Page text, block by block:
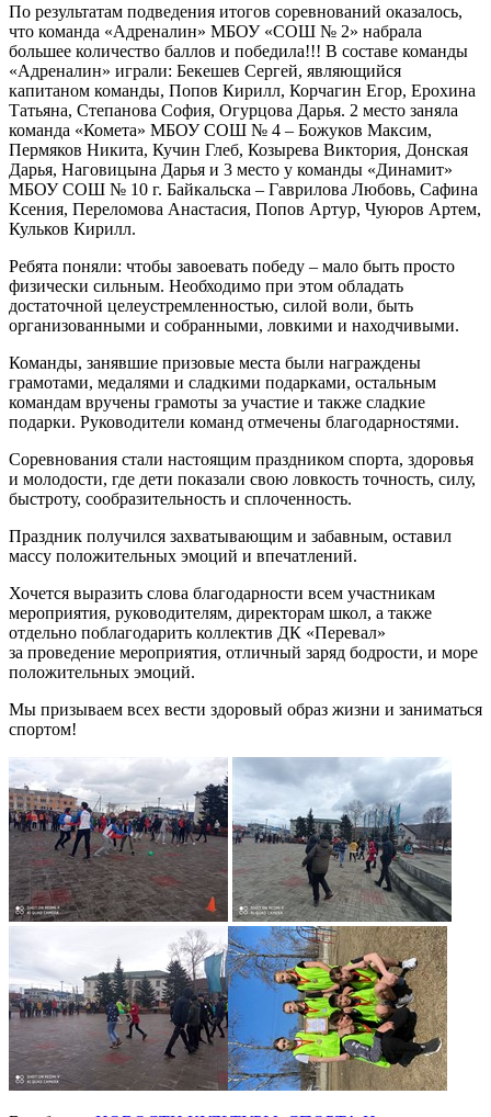
По результатам подведения итогов соревнований оказалось,
что команда «Адреналин» МБОУ «СОШ № 2» набрала
большее количество баллов и победила!!! В составе команды
«Адреналин» играли: Бекешев Сергей, являющийся
капитаном команды, Попов Кирилл, Корчагин Егор, Ерохина
Татьяна, Степанова София, Огурцова Дарья. 2 место заняла
команда «Комета» МБОУ СОШ № 4 – Божуков Максим,
Пермяков Никита, Кучин Глеб, Козырева Виктория, Донская
Дарья, Наговицына Дарья и 3 место у команды «Динамит»
МБОУ СОШ № 10 г. Байкальска – Гаврилова Любовь, Сафина
Ксения, Переломова Анастасия, Попов Артур, Чуюров Артем,
Кульков Кирилл.
Ребята поняли: чтобы завоевать победу – мало быть просто
физически сильным. Необходимо при этом обладать
достаточной целеустремленностью, силой воли, быть
организованными и собранными, ловкими и находчивыми.
Команды, занявшие призовые места были награждены
грамотами, медалями и сладкими подарками, остальным
командам вручены грамоты за участие и также сладкие
подарки. Руководители команд отмечены благодарностями.
Соревнования стали настоящим праздником спорта, здоровья
и молодости, где дети показали свою ловкость точность, силу,
быстроту, сообразительность и сплоченность.
Праздник получился захватывающим и забавным, оставил
массу положительных эмоций и впечатлений.
Хочется выразить слова благодарности всем участникам
мероприятия, руководителям, директорам школ, а также
отдельно поблагодарить коллектив ДК «Перевал»
за проведение мероприятия, отличный заряд бодрости, и море
положительных эмоций.
Мы призываем всех вести здоровый образ жизни и заниматься
спортом!